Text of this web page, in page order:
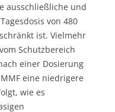
ausschließliche und
von 480
ist. Vielmehr
Schutzbereich
einer Dosierung
eine niedrigere
wie es